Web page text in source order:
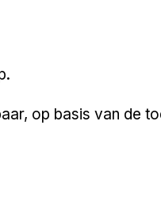
op basis van de